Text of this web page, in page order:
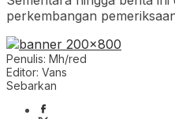
perkembangan
Penulis: Mh/red
Editor: Vans
Sebarkan